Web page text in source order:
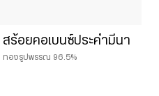
สร้อยคอเบนซ์ประคำมีนา
ทองรูปพรรณ 96.5%